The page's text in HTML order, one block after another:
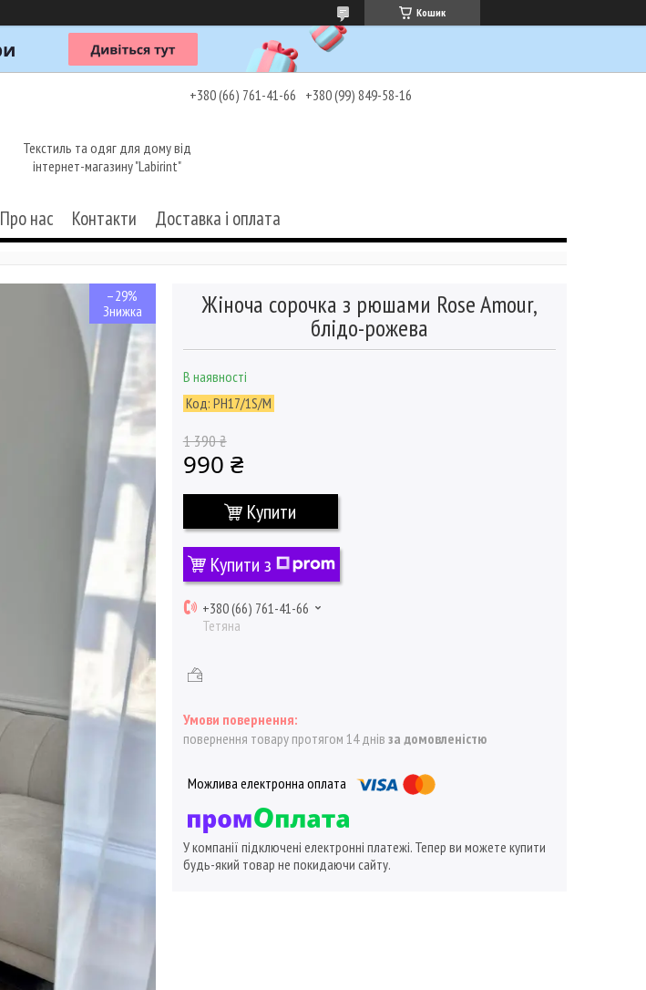
Кошик
+380 (66) 761-41-66 +380 (99) 849-58-16
Текстиль та одяг для дому від
інтернет-магазину "Labirint"
Про нас Контакти Доставка і оплата
–29% Жіноча сорочка з рюшами Rose Amour,
блідо-рожева
В наявності
Код: PH17/1S/M
1 390 ₴
990 ₴
Купити
Купити з
+380 (66) 761-41-66
Тетяна
повернення товару протягом 14 днів за домовленістю
У компанії підключені електронні платежі. Тепер ви можете купити
будь-який товар не покидаючи сайту.